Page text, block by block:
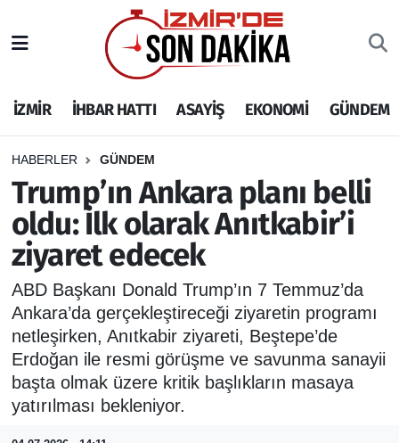
İZMİR İHBAR HATTI ASAYİŞ EKONOMİ GÜNDEM
HABERLER GÜNDEM
Trump’ın Ankara planı belli
oldu: İlk olarak Anıtkabir’i
ziyaret edecek
ABD Başkanı Donald Trump’ın 7 Temmuz’da
Ankara’da gerçekleştireceği ziyaretin programı
netleşirken, Anıtkabir ziyareti, Beştepe’de
Erdoğan ile resmi görüşme ve savunma sanayii
başta olmak üzere kritik başlıkların masaya
yatırılması bekleniyor.
İHBAR HATTI
DEPREM
GENEL
EKONOMİ
SİYASET
SPOR
ASAYİŞ
İzmir Nöbetçi Eczaneler
İzmir Hava Durumu
İzmir Namaz Vakitleri
İzmir Trafik Yoğunluk Haritası
Puan Durumu ve Fikstür
Tüm Manşetler
Son Dakika Haberleri
Haber Arşivi